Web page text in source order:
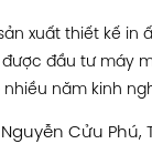
xuất thiết kế in
đầu tư máy
năm kinh
Cửu Phú,